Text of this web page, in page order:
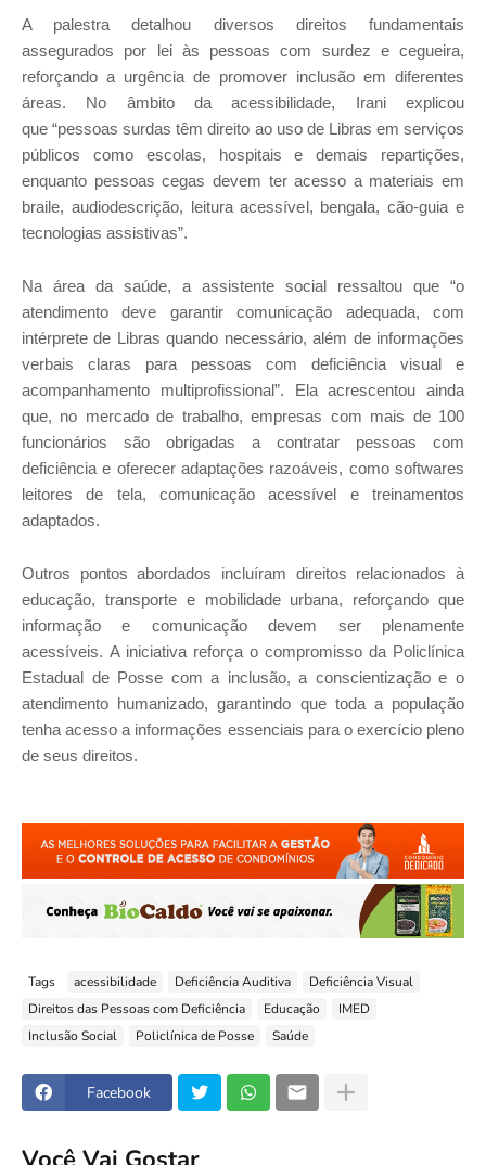
A palestra detalhou diversos direitos fundamentais
assegurados por lei às pessoas com surdez e cegueira,
reforçando a urgência de promover inclusão em diferentes
áreas. No âmbito da acessibilidade, Irani explicou
que “pessoas surdas têm direito ao uso de Libras em serviços
públicos como escolas, hospitais e demais repartições,
enquanto pessoas cegas devem ter acesso a materiais em
braile, audiodescrição, leitura acessível, bengala, cão-guia e
tecnologias assistivas”.
Na área da saúde, a assistente social ressaltou que “o
atendimento deve garantir comunicação adequada, com
intérprete de Libras quando necessário, além de informações
verbais claras para pessoas com deficiência visual e
acompanhamento multiprofissional”. Ela acrescentou ainda
que, no mercado de trabalho, empresas com mais de 100
funcionários são obrigadas a contratar pessoas com
deficiência e oferecer adaptações razoáveis, como softwares
leitores de tela, comunicação acessível e treinamentos
adaptados.
Outros pontos abordados incluíram direitos relacionados à
educação, transporte e mobilidade urbana, reforçando que
informação e comunicação devem ser plenamente
acessíveis. A iniciativa reforça o compromisso da Policlínica
Estadual de Posse com a inclusão, a conscientização e o
atendimento humanizado, garantindo que toda a população
tenha acesso a informações essenciais para o exercício pleno
de seus direitos.
Tags acessibilidade Deficiência Auditiva
Deficiência Visual
Direitos das Pessoas com Deficiência
Educação
IMED
Inclusão Social
Policlínica de Posse Saúde
Facebook